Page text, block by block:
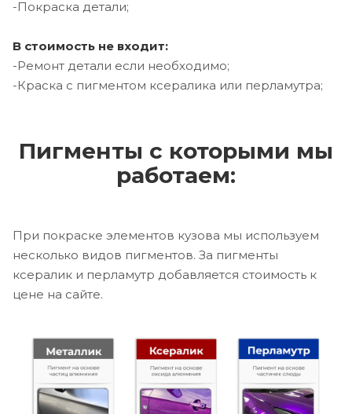
-Покраска детали;
В стоимость не входит:
-Ремонт детали если необходимо;
-Краска с пигментом ксералика или перламутра;
Пигменты с которыми мы
работаем:
При покраске элементов кузова мы используем
несколько видов пигментов. За пигменты
ксералик и перламутр добавляется стоимость к
цене на сайте.